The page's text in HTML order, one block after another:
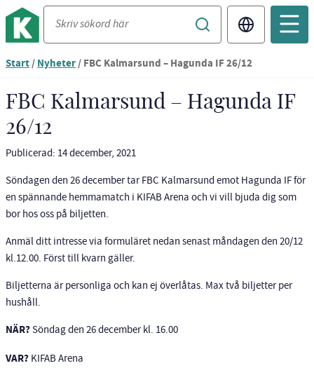
Translate
Du
nu
vid
innehållet
Start/Nyheter/FBC Kalmarsund – Hagunda IF 26/12
FBC Kalmarsund – Hagunda IF
26/12
Publicerad: 14 december, 2021
Söndagen den 26 december tar FBC Kalmarsund emot Hagunda IF för
en spännande hemmamatch i KIFAB Arena och vi vill bjuda dig som
bor hos oss på biljetten.
Anmäl ditt intresse via formuläret nedan senast måndagen den 20/12
kl.12.00. Först till kvarn gäller.
Biljetterna är personliga och kan ej överlåtas. Max två biljetter per
hushåll.
NÄR?Söndag den 26 december kl. 16.00
VAR? KIFAB Arena